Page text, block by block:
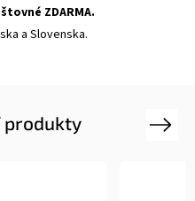
ZDARMA.
a Slovenska.
produkty Next